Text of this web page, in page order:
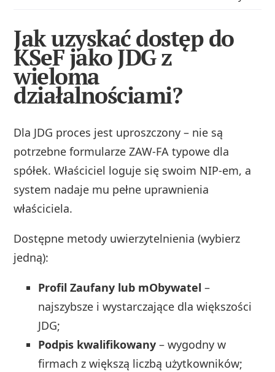
Jak uzyskać dostęp do
KSeF jako JDG z
wieloma
działalnościami?
Dla JDG proces jest uproszczony – nie są
potrzebne formularze ZAW-FA typowe dla
spółek. Właściciel loguje się swoim NIP-em, a
system nadaje mu pełne uprawnienia
właściciela.
Dostępne metody uwierzytelnienia (wybierz
jedną):
Profil Zaufany lub mObywatel –
najszybsze i wystarczające dla większości
JDG;
Podpis kwalifikowany – wygodny w
firmach z większą liczbą użytkowników;